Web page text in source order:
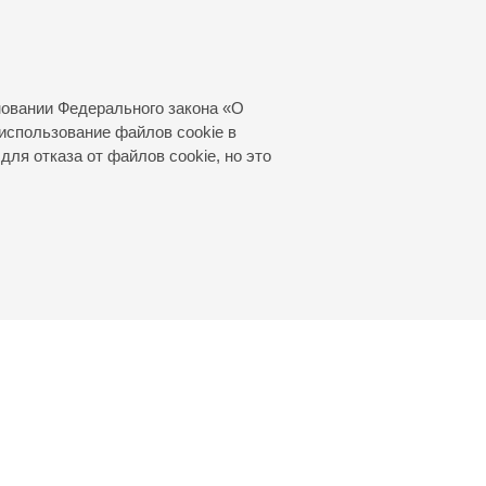
Федерального закона «О
файлов cookie в
отказа от файлов cookie, но это